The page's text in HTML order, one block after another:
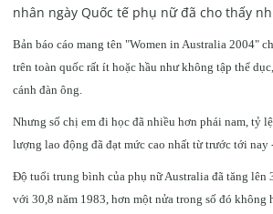
nhân ngày Quốc tế phụ nữ đã cho thấy
Bản báo cáo mang tên "Women in Australia 2004"
trên toàn quốc rất ít hoặc hầu như không tập thể
cánh đàn ông.
Nhưng số chị em đi học đã nhiều hơn phái nam, tỷ
lượng lao động đã đạt mức cao nhất từ trước tới nay
Độ tuổi trung bình của phụ nữ Australia đã tăng lên
với 30,8 năm 1983, hơn một nửa trong số đó